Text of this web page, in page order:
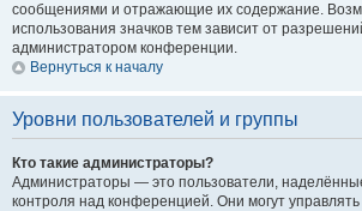
сообщениями и отражающие их содержание.
использования значков тем зависит от
администратором конференции.
Вернуться к началу
Уровни пользователей и группы
Кто такие администраторы?
Администраторы — это пользователи,
контроля над конференцией. Они могут